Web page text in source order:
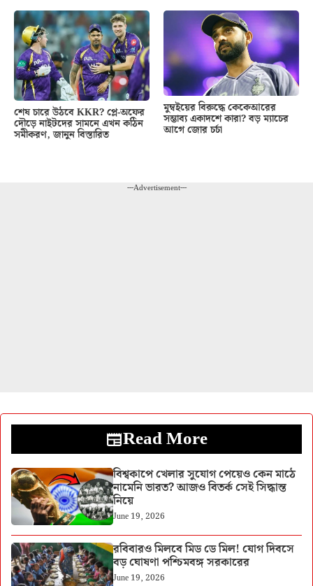
শেষ চারে উঠবে KKR? প্লে-অফের
দৌড়ে নাইটদের সামনে এখন কঠিন
সমীকরণ, জানুন বিস্তারিত
মুম্বইয়ের বিরুদ্ধে কেকেআরের
সম্ভাব্য একাদশে কারা? বড় ম্যাচের
আগে জোর চর্চা
---Advertisement---
Read More
বিশ্বকাপে খেলার সুযোগ পেয়েও কেন মাঠে
নামেনি ভারত? আজও বিতর্ক সেই সিদ্ধান্ত
নিয়ে
June 19, 2026
রবিবারও মিলবে মিড ডে মিল! যোগ দিবসে
বড় ঘোষণা পশ্চিমবঙ্গ সরকারের
June 19, 2026